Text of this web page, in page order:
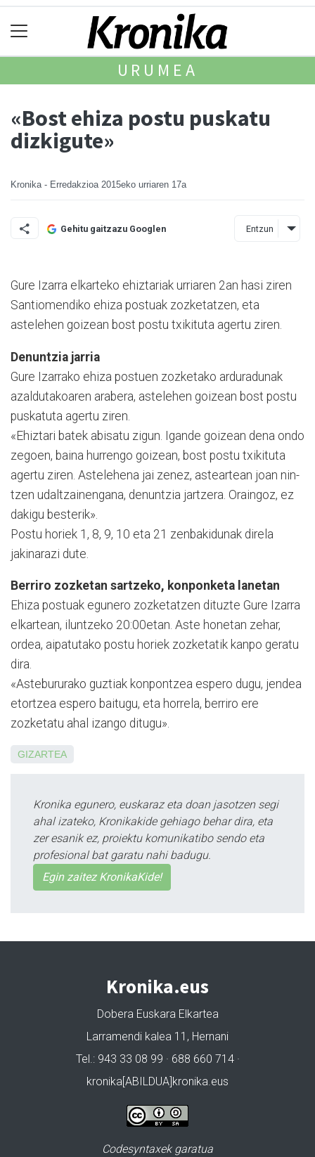
URUMEA
«Bost ehiza postu puskatu
dizkigute»
Kronika - Erredakzioa 2015eko urriaren 17a
Gehitu gaitzazu Googlen Entzun
Gure Izarra elkarteko ehiztariak urriaren 2an hasi ziren
Santiomendiko ehiza postuak zozketatzen, eta
astelehen goizean bost postu txikituta agertu ziren.
Denuntzia jarria
Gure Izarrako ehiza postuen zozketako arduradunak
azaldutakoaren arabera, astelehen goizean bost postu
puskatuta agertu ziren.
«Ehiztari batek abisatu zigun. Igande goizean dena ondo
zegoen, baina hurrengo goizean, bost postu txikituta
agertu ziren. Astelehena jai zenez, asteartean joan nin­
tzen udaltzainengana, denun­tzia jartzera. Oraingoz, ez
dakigu besterik».
Postu horiek 1, 8, 9, 10 eta 21 zenbakidunak direla
jakinarazi dute.
Berriro zozketan sartzeko, konponketa lanetan
Ehiza postuak egunero zozketatzen dituzte Gure Izarra
elkartean, iluntzeko 20:00e­tan. Aste honetan zehar,
ordea, aipatutako postu horiek zozketatik kanpo geratu
dira.
«Astebururako guztiak konpontzea espero dugu, jendea
etortzea espero baitugu, eta horrela, berriro ere
zozketatu ahal izango ditugu».
GIZARTEA
Kronika egunero, euskaraz eta doan jasotzen segi
ahal izateko, Kronikakide gehiago behar dira, eta
zer esanik ez, proiektu komunikatibo sendo eta
profesional bat garatu nahi badugu.
Egin zaitez KronikaKide!
Kronika.eus
Dobera Euskara Elkartea
Larramendi kalea 11, Hernani
Tel.: 943 33 08 99 · 688 660 714 ·
kronika[ABILDUA]kronika.eus
Codesyntaxek garatua